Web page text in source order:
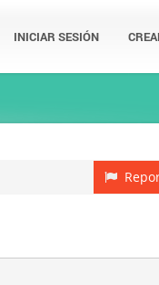
INICIAR SESIÓN